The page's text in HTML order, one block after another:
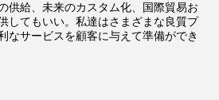
供給、未来のカスタム化、国際貿易お
してもいい。私達はさまざまな良質プ
なサービスを顧客に与えて準備ができ